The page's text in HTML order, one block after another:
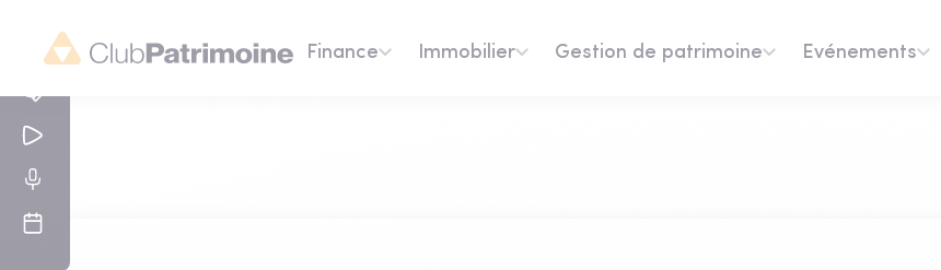
Finance Immobilier Gestion de patrimoine Evénements